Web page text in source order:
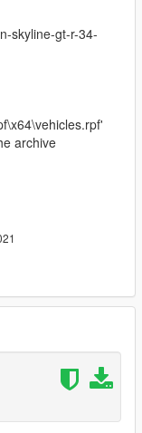
skyline-gt-r-34-
archive